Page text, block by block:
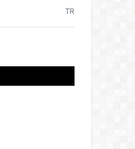
TR